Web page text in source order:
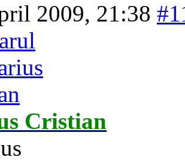
2009, 21:38
Cristian